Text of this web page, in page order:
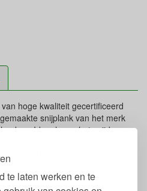
te laten werken en te
hoge kwaliteit gecertificeerd
snijplank van het merk
Ideaal voor het snijden van
gebruiken om mee te serveren of
van bamboe is dat het weinig
zomaar kan scheuren of
in verschillende maten.